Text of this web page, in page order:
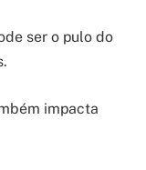
ser o pulo do
impacta